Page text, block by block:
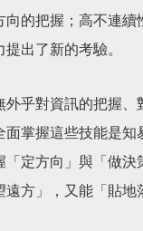
的把握；高不連
出了新的考驗。
乎對資訊的把握
面掌握這些技能是
定方向」與「做
方」，又能「貼地